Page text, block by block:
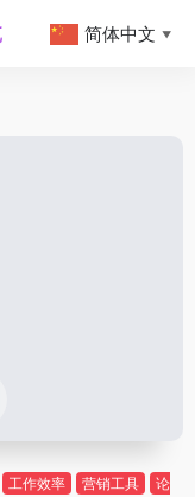
工作效率 营销工具
论
简体中文 ▼